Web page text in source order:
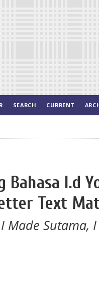
SEARCH CURRENT
Bahasa I.d
Text
Made Sutama,